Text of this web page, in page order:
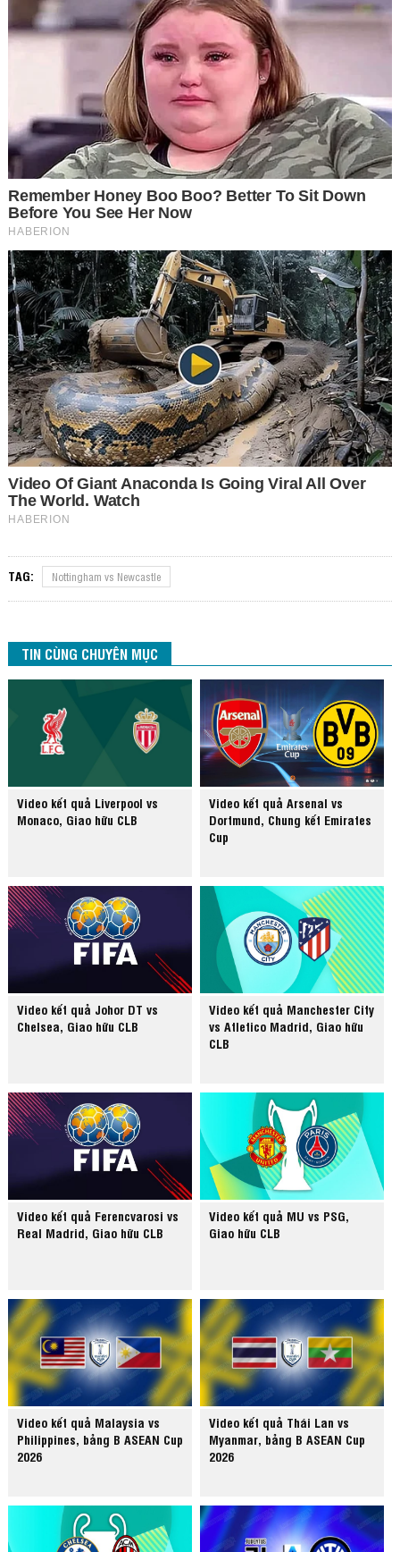
TAG: Nottingham vs Newcastle
TIN CÙNG CHUYÊN MỤC
Video kết quả Liverpool vs
Monaco, Giao hữu CLB
Video kết quả Arsenal vs
Dortmund, Chung kết Emirates
Cup
Video kết quả Johor DT vs
Chelsea, Giao hữu CLB
Video kết quả Manchester City
vs Atletico Madrid, Giao hữu
CLB
Video kết quả Ferencvarosi vs
Real Madrid, Giao hữu CLB
Video kết quả MU vs PSG,
Giao hữu CLB
Video kết quả Malaysia vs
Philippines, bảng B ASEAN Cup
2026
Video kết quả Thái Lan vs
Myanmar, bảng B ASEAN Cup
2026